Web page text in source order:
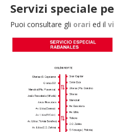
Servizi speciale
Puoi consultare gli orari ed il